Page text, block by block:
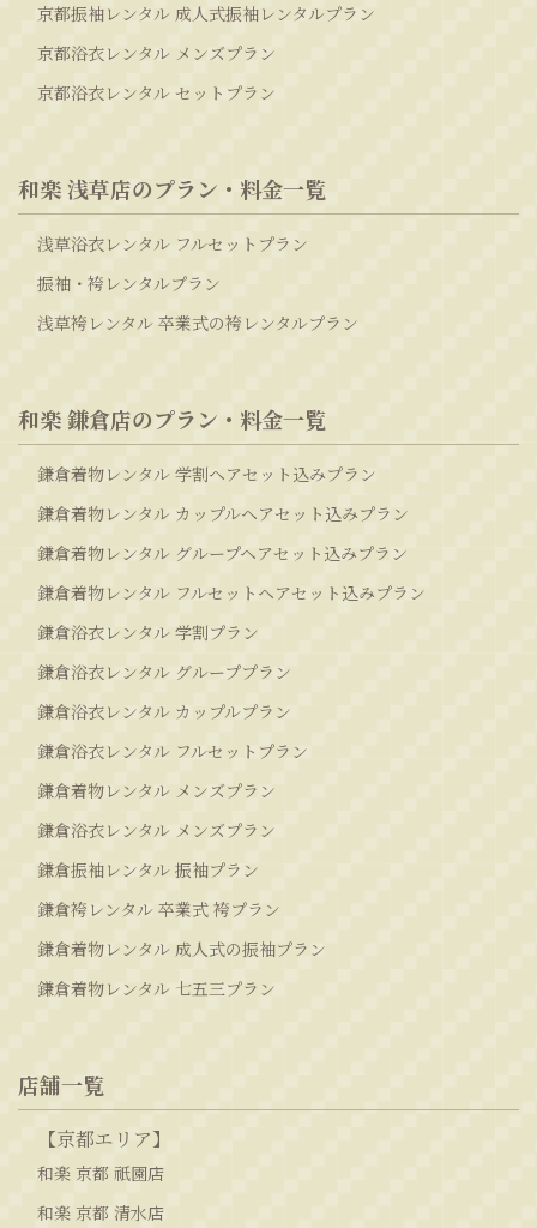
京都振袖レンタル 成人式振袖レンタルプラン
京都浴衣レンタル メンズプラン
京都浴衣レンタル セットプラン
和楽 浅草店のプラン・料金一覧
浅草浴衣レンタル フルセットプラン
振袖・袴レンタルプラン
浅草袴レンタル 卒業式の袴レンタルプラン
和楽 鎌倉店のプラン・料金一覧
鎌倉着物レンタル 学割ヘアセット込みプラン
鎌倉着物レンタル カップルヘアセット込みプラン
鎌倉着物レンタル グループヘアセット込みプラン
鎌倉着物レンタル フルセットヘアセット込みプラン
鎌倉浴衣レンタル 学割プラン
鎌倉浴衣レンタル グループプラン
鎌倉浴衣レンタル カップルプラン
鎌倉浴衣レンタル フルセットプラン
鎌倉着物レンタル メンズプラン
鎌倉浴衣レンタル メンズプラン
鎌倉振袖レンタル 振袖プラン
鎌倉袴レンタル 卒業式 袴プラン
鎌倉着物レンタル 成人式の振袖プラン
鎌倉着物レンタル 七五三プラン
店舗一覧
【京都エリア】
和楽 京都 祇園店
和楽 京都 清水店